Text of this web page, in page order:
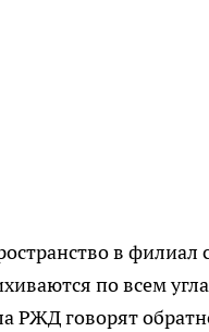
в филиал
по всем
РЖД говорят